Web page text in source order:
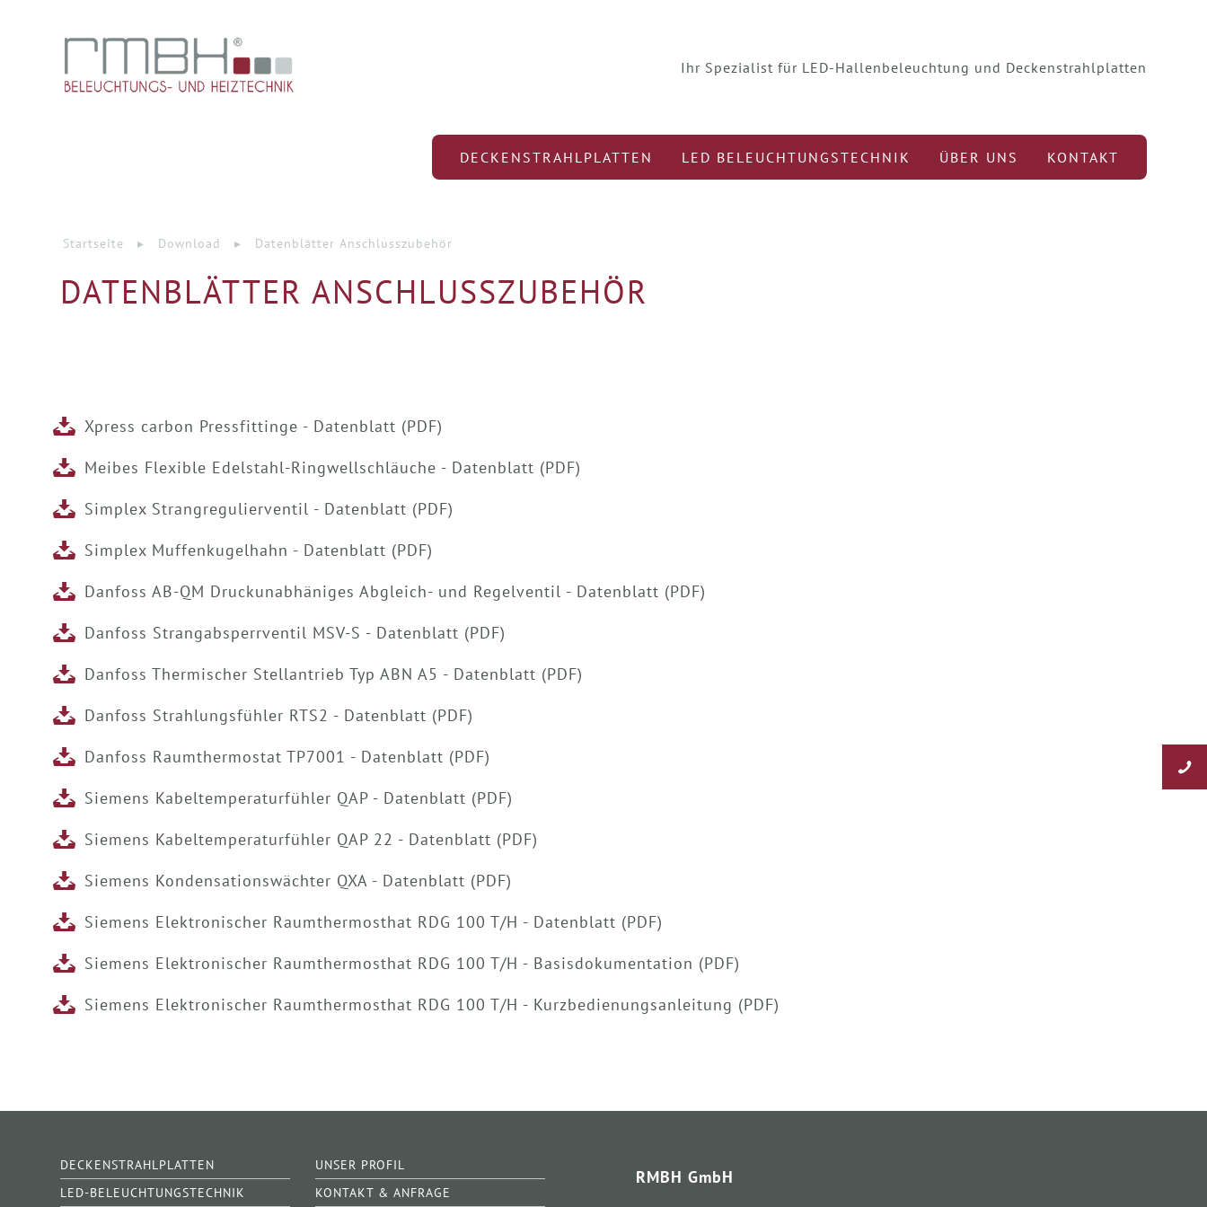
Ihr Spezialist für LED-Hallenbeleuchtung und Deckenstrahlplatten
DECKENSTRAHLPLATTEN LED BELEUCHTUNGSTECHNIK ÜBER UNS KONTAKT
DATENBLÄTTER ANSCHLUSSZUBEHÖR
Startseite ▸ Download ▸ Datenblätter Anschlusszubehör
Xpress carbon Pressfittinge - Datenblatt (PDF)
Meibes Flexible Edelstahl-Ringwellschläuche - Datenblatt (PDF)
Simplex Strangregulierventil - Datenblatt (PDF)
Simplex Muffenkugelhahn - Datenblatt (PDF)
Danfoss AB-QM Druckunabhäniges Abgleich- und Regelventil - Datenblatt (PDF)
Danfoss Strangabsperrventil MSV-S - Datenblatt (PDF)
Danfoss Thermischer Stellantrieb Typ ABN A5 - Datenblatt (PDF)
Danfoss Strahlungsfühler RTS2 - Datenblatt (PDF)
Danfoss Raumthermostat TP7001 - Datenblatt (PDF)
Siemens Kabeltemperaturfühler QAP - Datenblatt (PDF)
Siemens Kabeltemperaturfühler QAP 22 - Datenblatt (PDF)
Siemens Kondensationswächter QXA - Datenblatt (PDF)
Siemens Elektronischer Raumthermosthat RDG 100 T/H - Datenblatt (PDF)
Siemens Elektronischer Raumthermosthat RDG 100 T/H - Basisdokumentation (PDF)
Siemens Elektronischer Raumthermosthat RDG 100 T/H - Kurzbedienungsanleitung (PDF)
DECKENSTRAHLPLATTEN
UNSER PROFIL
LED-BELEUCHTUNGSTECHNIK
KONTAKT & ANFRAGE
RMBH GmbH